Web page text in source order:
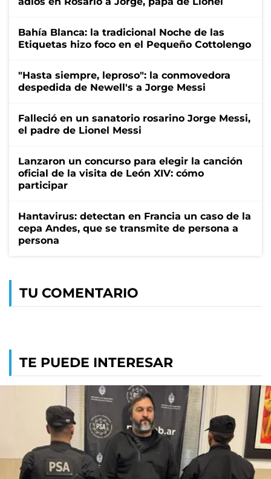
Bahía Blanca: la tradicional Noche de las
Etiquetas hizo foco en el Pequeño Cottolengo
"Hasta siempre, leproso": la conmovedora
despedida de Newell's a Jorge Messi
Falleció en un sanatorio rosarino Jorge Messi,
el padre de Lionel Messi
Lanzaron un concurso para elegir la canción
oficial de la visita de León XIV: cómo
participar
Hantavirus: detectan en Francia un caso de la
cepa Andes, que se transmite de persona a
persona
TU COMENTARIO
TE PUEDE INTERESAR